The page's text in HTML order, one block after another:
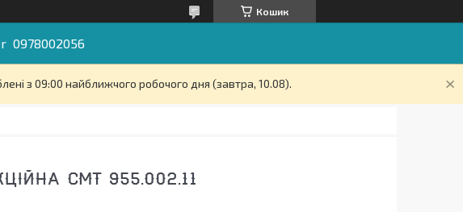
Кошик
0978002056
з 09:00 найближчого робочого дня (завтра, 10.08).
СМТ 955.002.11